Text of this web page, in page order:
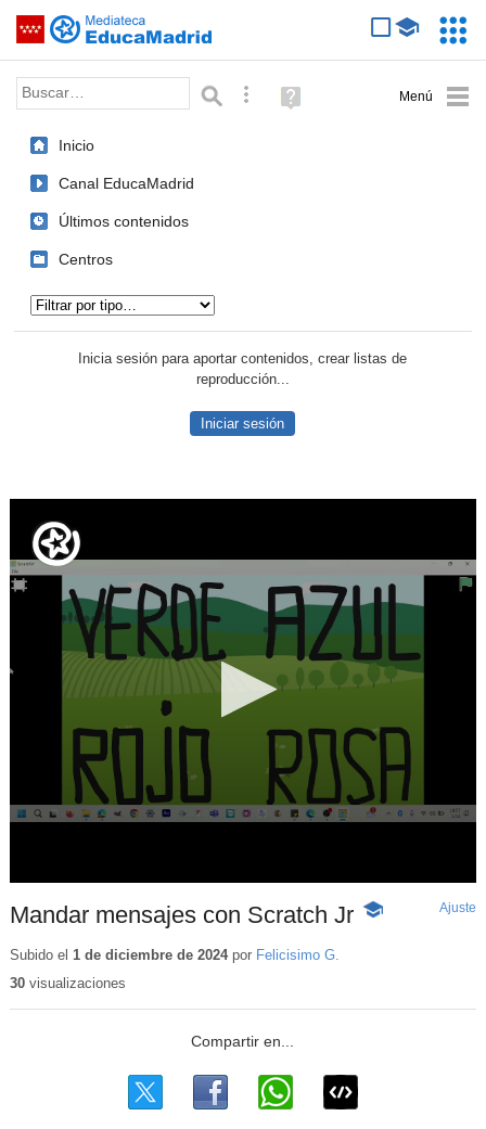
Saltar navegación
Palabra o frase: Búsqueda avanzada
Ayuda
(en
Inicio
Canal EducaMadrid
Últimos contenidos
Centros
Inicia sesión para aportar contenidos, crear listas de
reproducción...
Iniciar sesión
Mandar mensajes con Scratch Jr -
Ajuste
Subido el 1 de diciembre de 2024por Felicisimo G.
30visualizaciones